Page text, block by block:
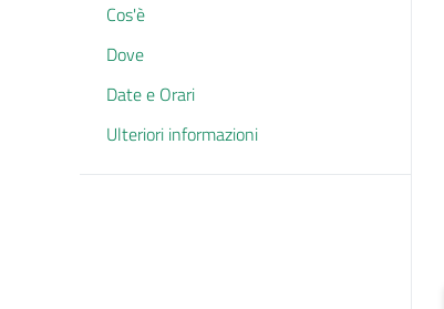
Cos'è
Dove
Date e Orari
Ulteriori informazioni